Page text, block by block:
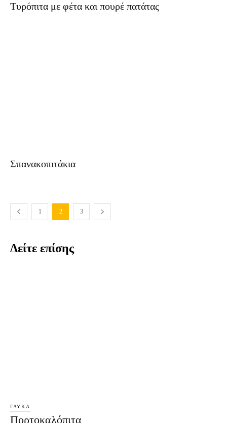
Τυρόπιτα με φέτα και πουρέ πατάτας
Σπανακοπιτάκια
1 2 3
Δείτε επίσης
ΓΛΥΚΆ
Πορτοκαλόπιτα